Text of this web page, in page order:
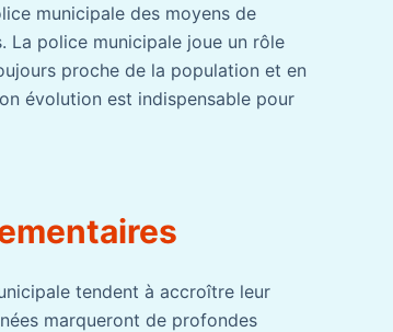
municipale des moyens de
La police municipale joue un rôle
proche de la population et en
évolution est indispensable pour
tendent à accroître leur
marqueront de profondes